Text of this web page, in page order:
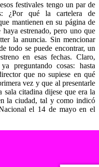
festivales tengo un par de
¿Por qué la cartelera de
mantienen en su página de
estrenado, pero uno que
la anuncia. Sin mencionar
todo se puede encontrar, un
en esas fechas. Claro,
preguntando cosas: hasta
que no supiese en qué
vez y que al presentarle
sala citadina dijese que era la
la ciudad, tal y como indicó
el 14 de mayo en el